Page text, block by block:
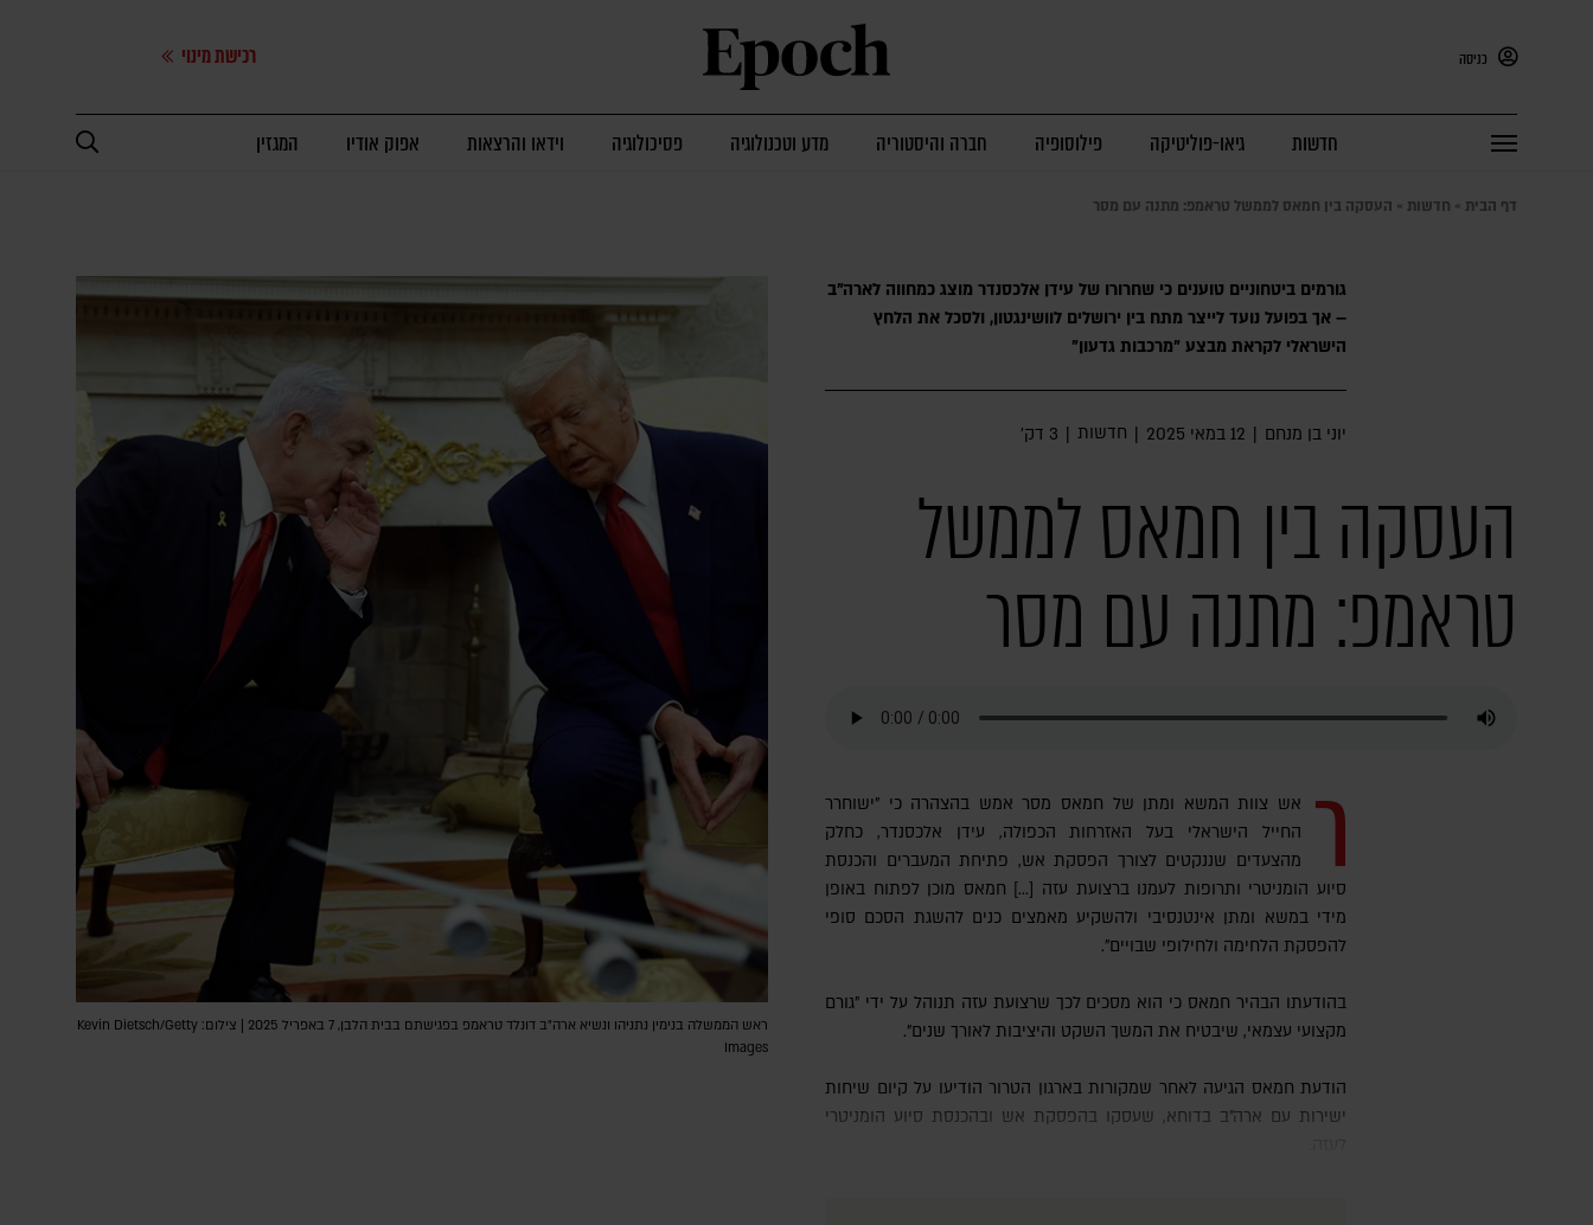
כניסה רכישת מינוי
חדשות גיאו-פוליטיקה פילוסופיה חברה והיסטוריה מדע וטכנולוגיה פסיכולוגיה וידאו והרצאות אפוק אודיו המגזין
דף הבית » חדשות » העסקה בין חמאס לממשל טראמפ: מתנה עם מסר
גורמים ביטחוניים טוענים כי שחרורו של עידן אלכסנדר מוצג כמחווה לארה"ב
– אך בפועל נועד לייצר מתח בין ירושלים לוושינגטון, ולסכל את הלחץ
הישראלי לקראת מבצע "מרכבות גדעון"
יוני בן מנחם | 12 במאי 2025 | חדשות | 3 דק׳
העסקה בין חמאס לממשל
טראמפ: מתנה עם מסר
ר
אש צוות המשא ומתן של חמאס מסר אמש בהצהרה כי "ישוחרר
החייל הישראלי בעל האזרחות הכפולה, עידן אלכסנדר, כחלק
מהצעדים שננקטים לצורך הפסקת אש, פתיחת המעברים והכנסת
סיוע הומניטרי ותרופות לעמנו ברצועת עזה [...] חמאס מוכן לפתוח באופן
מידי במשא ומתן אינטנסיבי ולהשקיע מאמצים כנים להשגת הסכם סופי
להפסקת הלחימה ולחילופי שבויים".
בהודעתו הבהיר חמאס כי הוא מסכים לכך שרצועת עזה תנוהל על ידי "גורם
מקצועי עצמאי, שיבטיח את המשך השקט והיציבות לאורך שנים".
הודעת חמאס הגיעה לאחר שמקורות בארגון הטרור הודיעו על קיום שיחות
ישירות עם ארה"ב בדוחא, שעסקו בהפסקת אש ובהכנסת סיוע הומניטרי
ראש הממשלה בנימין נתניהו ונשיא ארה"ב דונלד טראמפ בפגישתם בבית הלבן, 7 באפריל 2025 | צילום: Kevin Dietsch/Getty
Images